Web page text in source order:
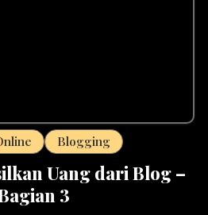
Blogging
Uang dari Blog –
3